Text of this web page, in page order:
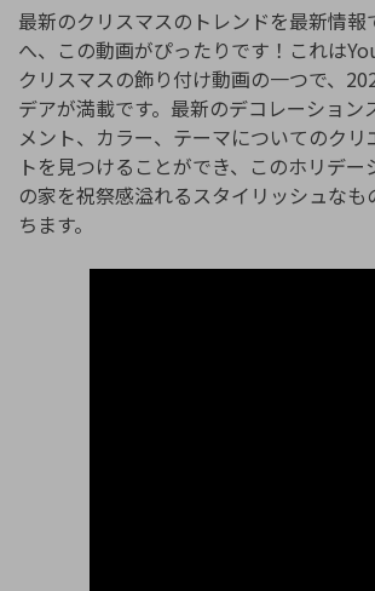
最新のクリスマスのトレンドを最新情報
へ、この動画がぴったりです！これは
クリスマスの飾り付け動画の一つで、
デアが満載です。最新のデコレーション
メント、カラー、テーマについてのクリ
トを見つけることができ、このホリデー
の家を祝祭感溢れるスタイリッシュなも
ちます。